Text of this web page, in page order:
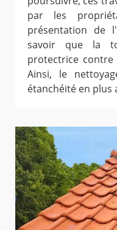
par les
présentation de
savoir que la
protectrice contre
Ainsi, le
étanchéité en plus